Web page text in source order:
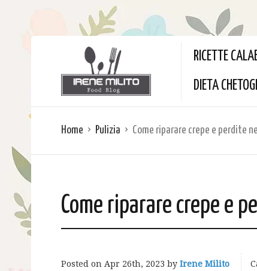
RICETTE
DIETA
Home Pulizia Come riparare crepe e perdite
Come riparare crepe e
Posted on Apr 26th, 2023 by Irene Milito